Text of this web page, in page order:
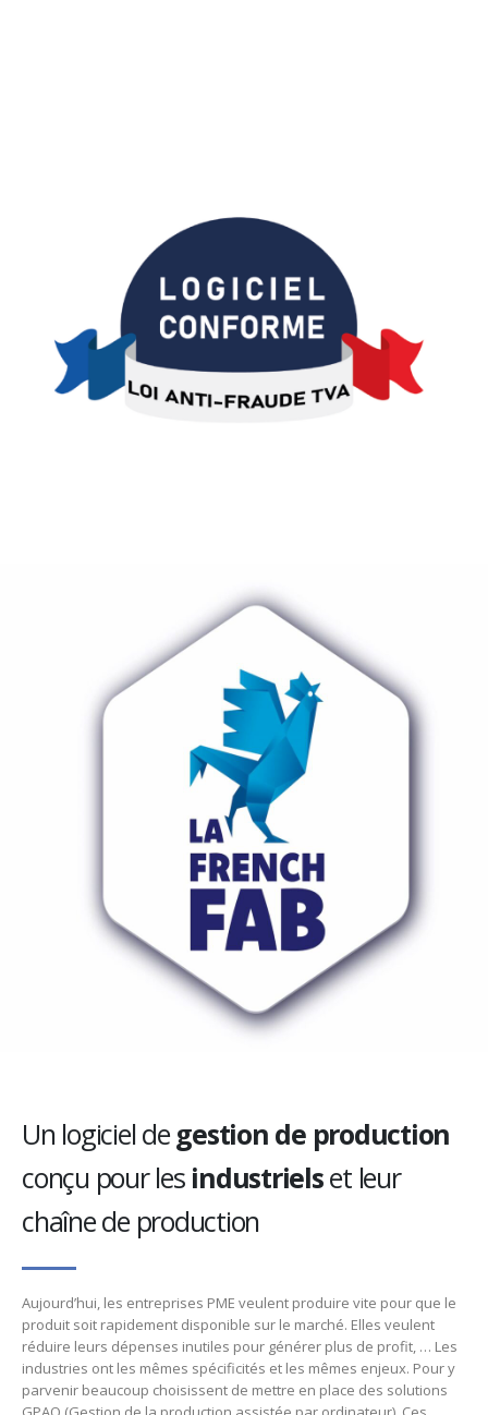
Un logiciel de gestion de production
conçu pour les industrielset leur
chaîne de production
Aujourd’hui, les entreprises PME veulent produire vite pour que le
produit soit rapidement disponible sur le marché. Elles veulent
réduire leurs dépenses inutiles pour générer plus de profit, … Les
industries ont les mêmes spécificités et les mêmes enjeux. Pour y
parvenir beaucoup choisissent de mettre en place des solutions